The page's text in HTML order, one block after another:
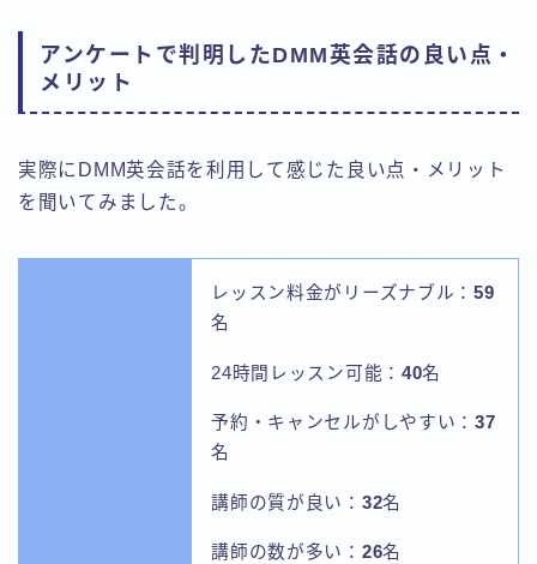
アンケートで判明したDMM英会話の良い点・
メリット
実際にDMM英会話を利用して感じた良い点・メリット
を聞いてみました。
レッスン料金がリーズナブル：59
名
24時間レッスン可能： 40名
予約・キャンセルがしやすい：37
名
講師の質が良い： 32名
講師の数が多い： 26名